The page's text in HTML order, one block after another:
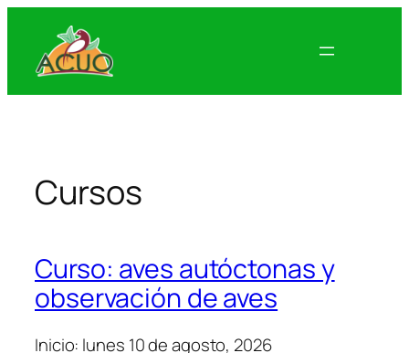
content
Cursos
Curso: aves autóctonas y
observación de aves
Inicio: lunes 10 de agosto, 2026